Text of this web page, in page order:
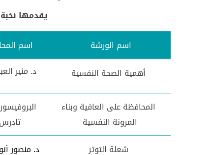
يقدمها
اسم الورشة
اسم
أهمية الصحة النفسية
د. منير
المحافظة على العافية وبناء
المرونة النفسية
تادرس
شعلة التوتر د. منصور